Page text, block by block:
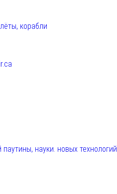
корабли
науки. новых технологий